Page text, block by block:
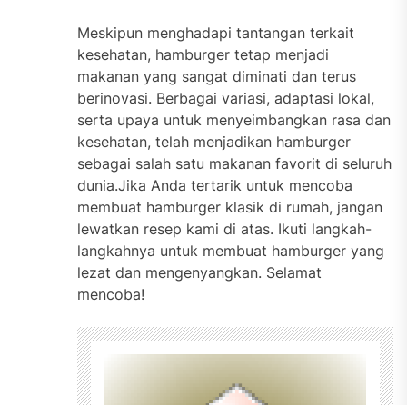
Meskipun menghadapi tantangan terkait
kesehatan, hamburger tetap menjadi
makanan yang sangat diminati dan terus
berinovasi. Berbagai variasi, adaptasi lokal,
serta upaya untuk menyeimbangkan rasa dan
kesehatan, telah menjadikan hamburger
sebagai salah satu makanan favorit di seluruh
dunia.Jika Anda tertarik untuk mencoba
membuat hamburger klasik di rumah, jangan
lewatkan resep kami di atas. Ikuti langkah-
langkahnya untuk membuat hamburger yang
lezat dan mengenyangkan. Selamat
mencoba!